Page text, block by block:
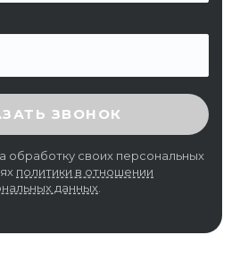
КОД
ЗВОНОК
обработку своих персональных
политики в отношении
данных